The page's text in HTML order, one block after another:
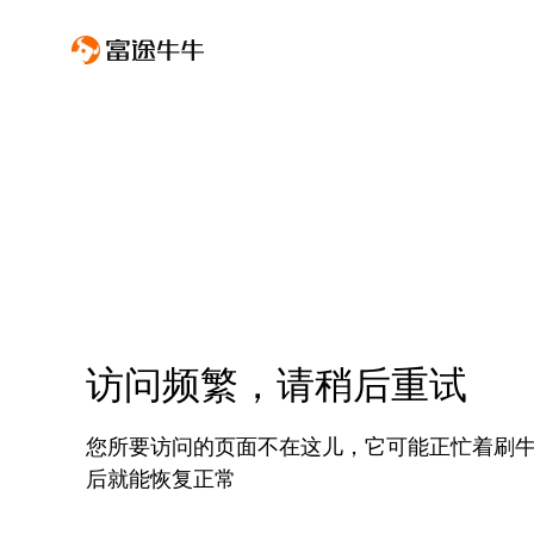
访问频繁，请稍后重试
您所要访问的页面不在这儿，它可能正忙着刷
后就能恢复正常